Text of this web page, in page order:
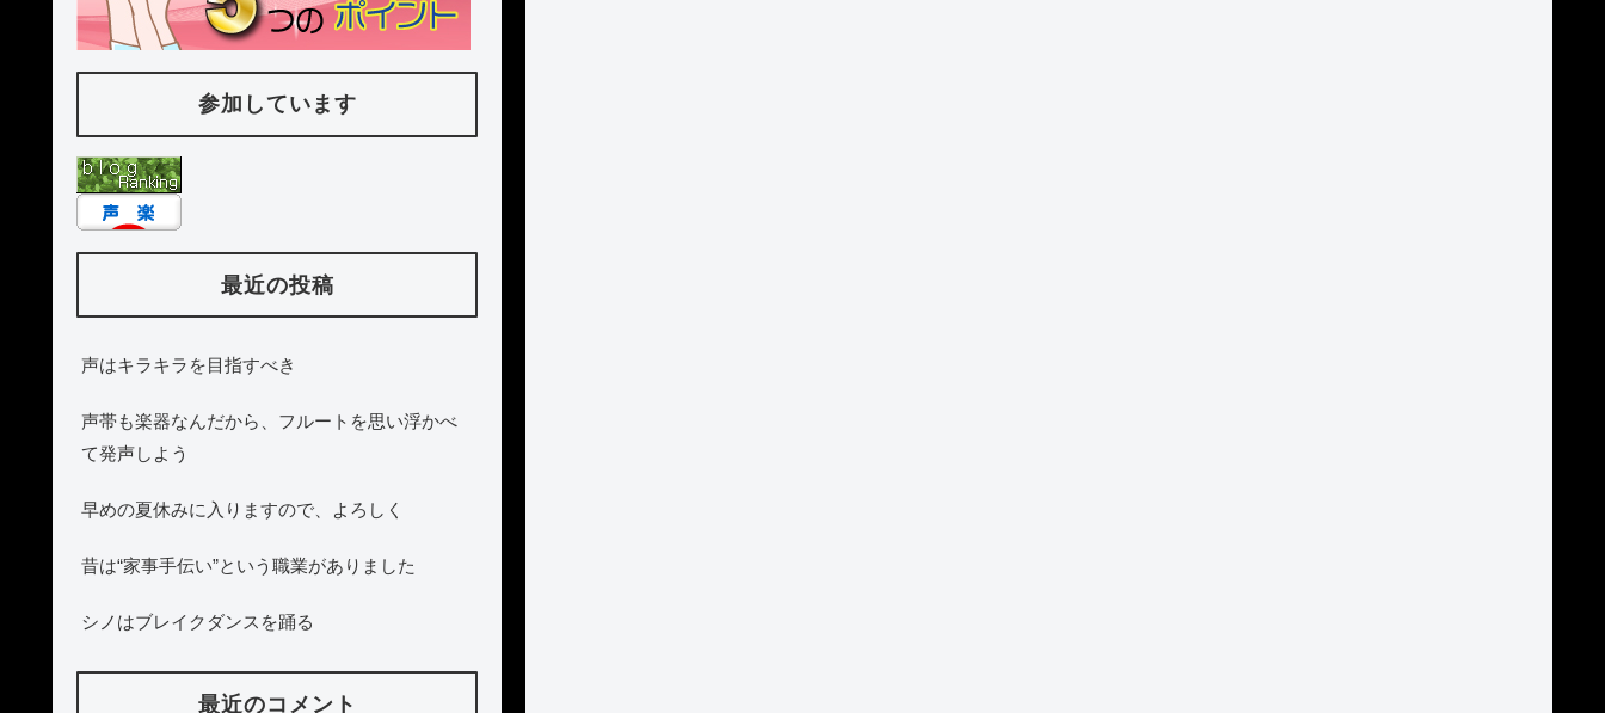
参加しています
最近の投稿
声はキラキラを目指すべき
声帯も楽器なんだから、フルートを思い浮かべ
て発声しよう
早めの夏休みに入りますので、よろしく
昔は“家事手伝い”という職業がありました
シノはブレイクダンスを踊る
最近のコメント